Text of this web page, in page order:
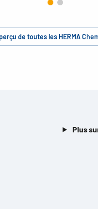
de toutes les HERMA
Plus